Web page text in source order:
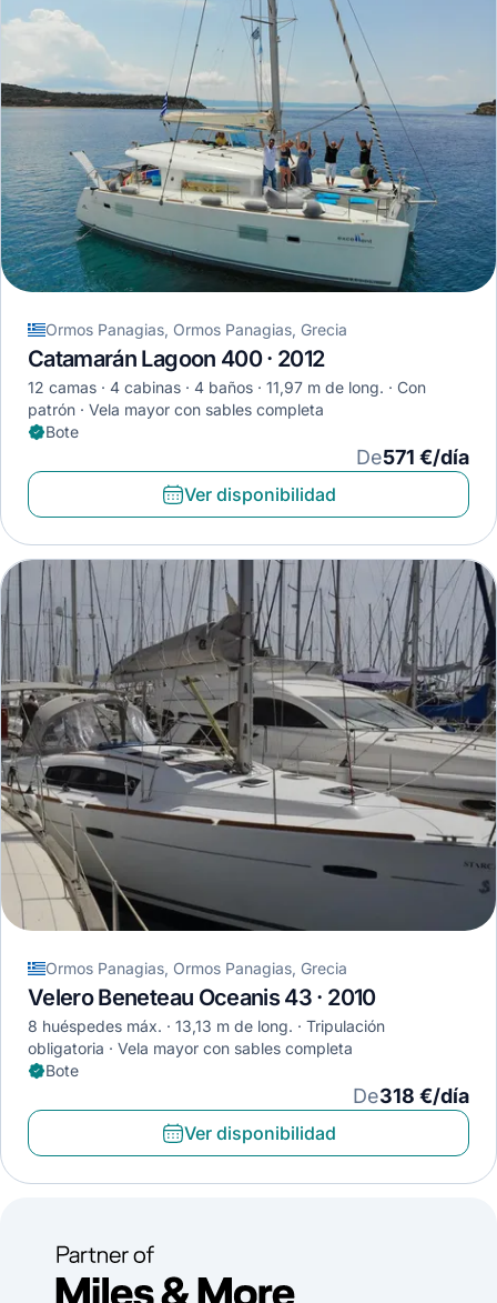
Ormos Panagias, Ormos Panagias, Grecia
Catamarán Lagoon 400 · 2012
12 camas 4 cabinas 4 baños 11,97 m de long.
Con
patrón
Vela mayor con sables completa
Bote
De571 €/día
Ver disponibilidad
Ormos Panagias, Ormos Panagias, Grecia
Velero Beneteau Oceanis 43 · 2010
8 huéspedes máx. 13,13 m de long.
Tripulación
obligatoria
Vela mayor con sables completa
Bote
De318 €/día
Ver disponibilidad